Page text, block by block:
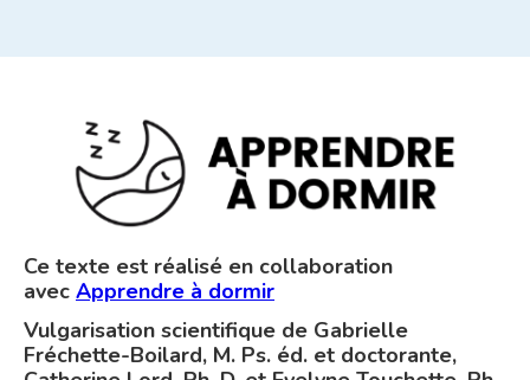
Ce texte est réalisé en collaboration
avec Apprendre à dormir
Vulgarisation scientifique de Gabrielle
Fréchette-Boilard, M. Ps. éd. et doctorante,